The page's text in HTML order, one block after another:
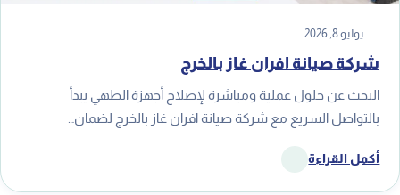
يوليو 8, 2026
شركة صيانة افران غاز بالخرج
البحث عن حلول عملية ومباشرة لإصلاح أجهزة الطهي يبدأ
بالتواصل السريع مع شركة صيانة افران غاز بالخرج لضمان…
أكمل القراءة